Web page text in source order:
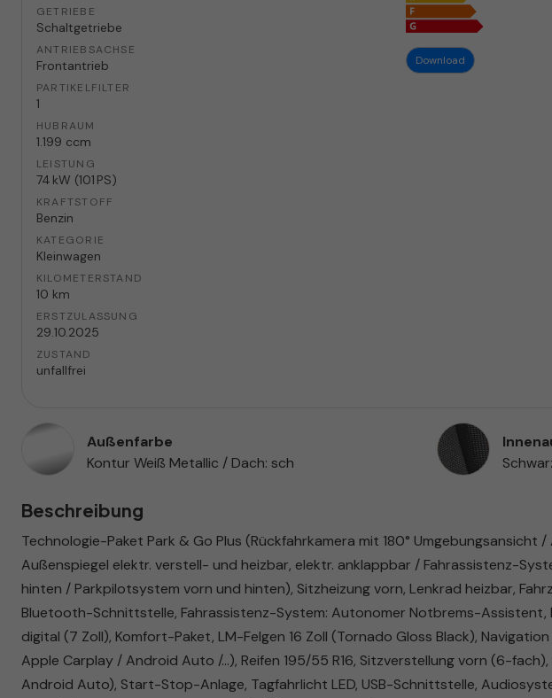
GETRIEBE
Schaltgetriebe
ANTRIEBSACHSE
Frontantrieb
PARTIKELFILTER
1
HUBRAUM
1.199 ccm
LEISTUNG
74 kW (101 PS)
KRAFTSTOFF
Benzin
KATEGORIE
Kleinwagen
KILOMETERSTAND
10 km
ERSTZULASSUNG
29.10.2025
ZUSTAND
unfallfrei
Download
Außenfarbe
Kontur Weiß Metallic / Dach: sch
Innenausstattung
Beschreibung
Technologie-Paket Park & Go Plus (Rückfahrkamera mit 180°
Außenspiegel elektr. verstell- und heizbar, elektr. anklappbar / Fahrassistenz-
hinten / Parkpilotsystem vorn und hinten), Sitzheizung vorn, Lenkrad heizbar,
Bluetooth-Schnittstelle, Fahrassistenz-System: Autonomer Notbrems-Assistent,
digital (7 Zoll), Komfort-Paket, LM-Felgen 16 Zoll (Tornado Gloss Black),
Apple Carplay / Android Auto /...), Reifen 195/55 R16, Sitzverstellung vorn (6-
Android Auto), Start-Stop-Anlage, Tagfahrlicht LED, USB-Schnittstelle,